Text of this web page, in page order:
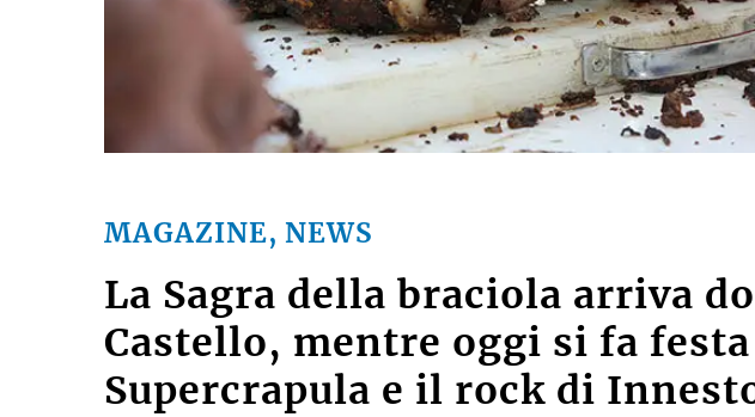
MAGAZINE, NEWS
La Sagra della braciola arriva
Castello, mentre oggi si fa
Supercrapula e il rock di